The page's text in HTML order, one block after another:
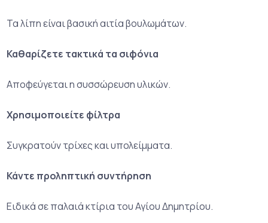
Τα λίπη είναι βασική αιτία βουλωμάτων.
Καθαρίζετε τακτικά τα σιφόνια
Αποφεύγεται η συσσώρευση υλικών.
Χρησιμοποιείτε φίλτρα
Συγκρατούν τρίχες και υπολείμματα.
Κάντε προληπτική συντήρηση
Ειδικά σε παλαιά κτίρια του Αγίου Δημητρίου.